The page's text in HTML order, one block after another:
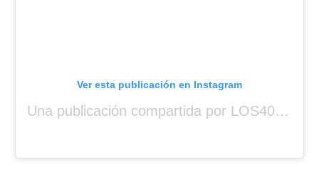
Ver esta publicación en Instagram
Una publicación compartida por LOS40 Panamá (@los40panama)